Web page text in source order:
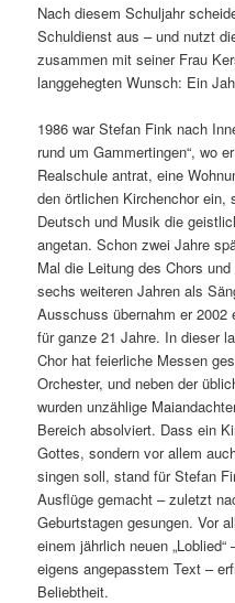
Nach diesem Schuljahr
Schuldienst aus – und nutzt
zusammen mit seiner Frau
langgehegten Wunsch: Ein
1986 war Stefan Fink nach
rund um Gammertingen“, wo
Realschule antrat, eine
den örtlichen Kirchenchor
Deutsch und Musik die
angetan. Schon zwei Jahre
Mal die Leitung des Chors
sechs weiteren Jahren als
Ausschuss übernahm er
für ganze 21 Jahre. In dieser
Chor hat feierliche Messen
Orchester, und neben der
wurden unzählige
Bereich absolviert. Dass ein
Gottes, sondern vor allem
singen soll, stand für Stefan
Ausflüge gemacht – zuletzt
Geburtstagen gesungen. Vor
einem jährlich neuen
eigens angepasstem Text –
Beliebtheit.